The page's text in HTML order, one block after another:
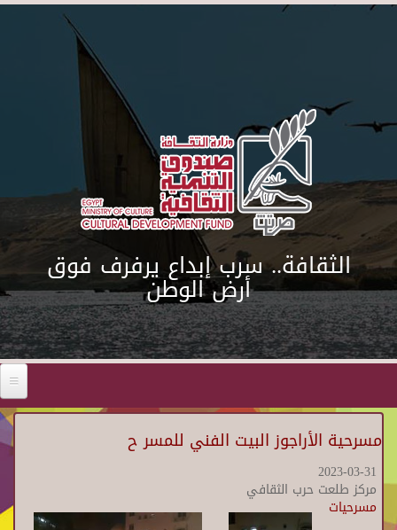
Skip to main content
الثقافة.. سرب إبداع يرفرف فوق
أرض الوطن
مسرحية الأراجوز البيت الفني للمسر ح
2023-03-31
مركز طلعت حرب الثقافي
مسرحيات